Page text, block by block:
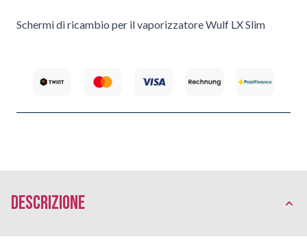
Schermi di ricambio per il vaporizzatore Wulf LX Slim
Descrizione